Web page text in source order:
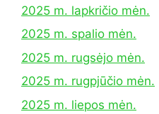
2025 m. lapkričio mėn.
2025 m. spalio mėn.
2025 m. rugsėjo mėn.
2025 m. rugpjūčio mėn.
2025 m. liepos mėn.